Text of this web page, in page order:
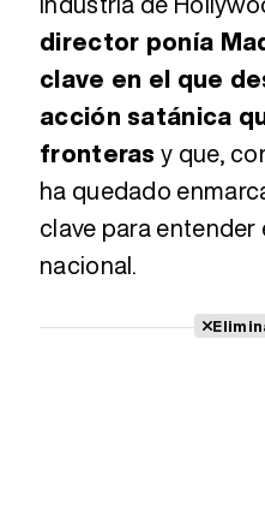
director ponía
clave en el que
acción satánica
fronteras y que,
ha quedado
clave para entender
nacional.